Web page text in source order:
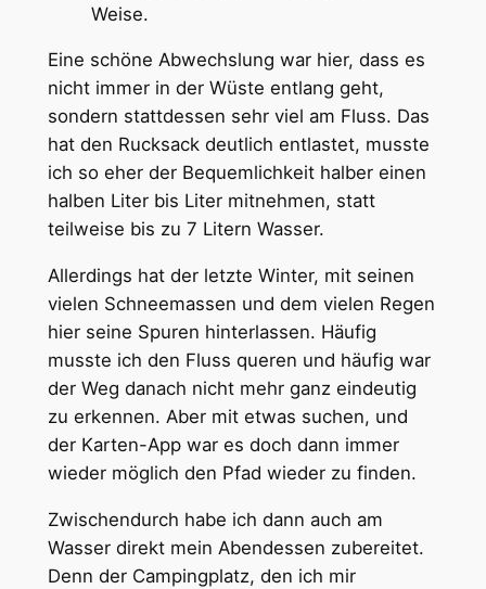
Weise.
Eine schöne Abwechslung war hier, dass es
nicht immer in der Wüste entlang geht,
sondern stattdessen sehr viel am Fluss. Das
hat den Rucksack deutlich entlastet, musste
ich so eher der Bequemlichkeit halber einen
halben Liter bis Liter mitnehmen, statt
teilweise bis zu 7 Litern Wasser.
Allerdings hat der letzte Winter, mit seinen
vielen Schneemassen und dem vielen Regen
hier seine Spuren hinterlassen. Häufig
musste ich den Fluss queren und häufig war
der Weg danach nicht mehr ganz eindeutig
zu erkennen. Aber mit etwas suchen, und
der Karten-App war es doch dann immer
wieder möglich den Pfad wieder zu finden.
Zwischendurch habe ich dann auch am
Wasser direkt mein Abendessen zubereitet.
Denn der Campingplatz, den ich mir